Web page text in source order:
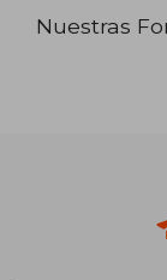
Nuestras